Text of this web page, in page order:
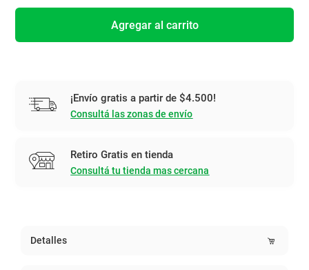
Agregar al carrito
¡Envío gratis a partir de $4.500!
Consultá las zonas de envío
Retiro Gratis en tienda
Consultá tu tienda mas cercana
Detalles